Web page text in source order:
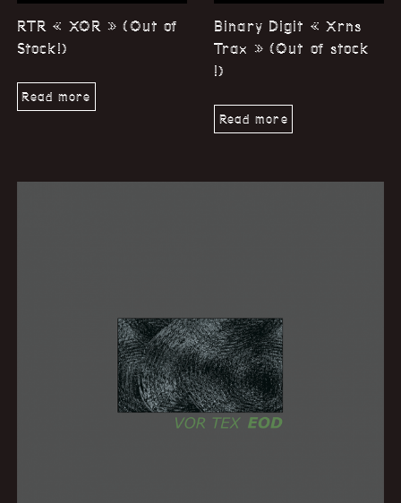
Binary Digit « Xrns
Trax » (Out of stock
!)
Read more
RTR « XOR » (Out of
Stock!)
Read more